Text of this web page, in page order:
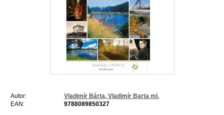
Autor:
Vladimír Bárta, Vladimír Barta ml.
EAN:
9788089850327